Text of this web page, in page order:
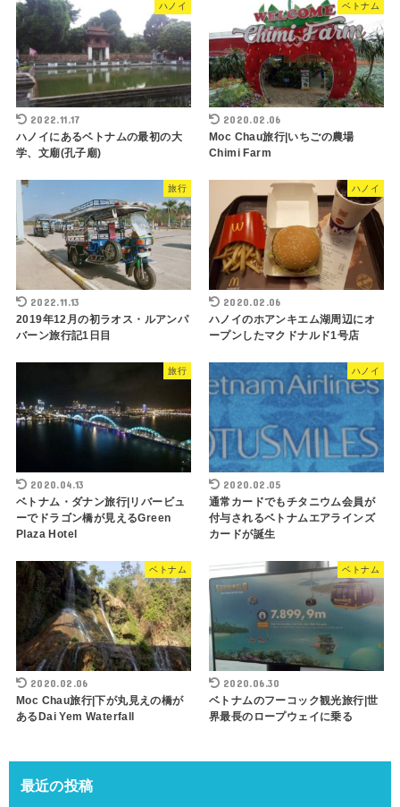
ハノイ
2022.11.17
ハノイにあるベトナムの最初の大
学、文廟(孔子廟)
ベトナム
2020.02.06
Moc Chau旅行|いちごの農場
Chimi Farm
旅行
2022.11.13
2019年12月の初ラオス・ルアンパ
バーン旅行記1日目
ハノイ
2020.02.06
ハノイのホアンキエム湖周辺にオ
ープンしたマクドナルド1号店
旅行
2020.04.13
ベトナム・ダナン旅行|リバービュ
ーでドラゴン橋が見えるGreen
Plaza Hotel
ハノイ
2020.02.05
通常カードでもチタニウム会員が
付与されるベトナムエアラインズ
カードが誕生
ベトナム
2020.02.06
Moc Chau旅行|下が丸見えの橋が
あるDai Yem Waterfall
ベトナム
2020.06.30
ベトナムのフーコック観光旅行|世
界最長のロープウェイに乗る
最近の投稿